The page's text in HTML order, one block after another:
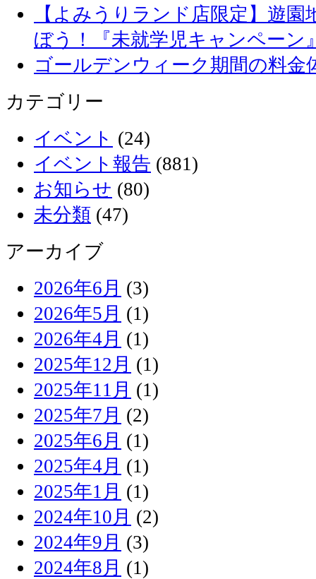
【よみうりランド店限定】遊
ぼう！『未就学児キャンペーン
ゴールデンウィーク期間の料金
カテゴリー
イベント (24)
イベント報告 (881)
お知らせ (80)
未分類 (47)
アーカイブ
2026年6月 (3)
2026年5月 (1)
2026年4月 (1)
2025年12月 (1)
2025年11月 (1)
2025年7月 (2)
2025年6月 (1)
2025年4月 (1)
2025年1月 (1)
2024年10月 (2)
2024年9月 (3)
2024年8月 (1)